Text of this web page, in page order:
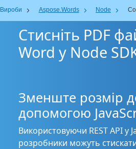
Вироби Aspose.Words Node
Стисніть PDF
Word у Node
Зменште розмір
допомогою
Використовуючи REST API у
розробники можуть